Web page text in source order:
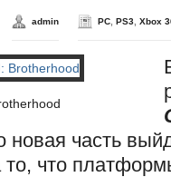
admin PC PS3 Xbox
новая часть
то, что